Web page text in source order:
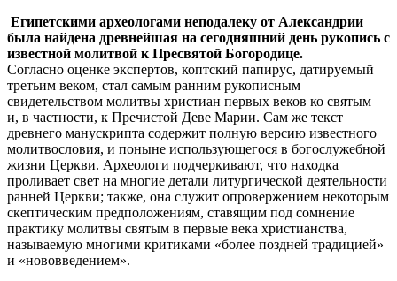
Египетскими археологами неподалеку от Александрии
была найдена древнейшая на сегодняшний день рукопись с
известной молитвой к Пресвятой Богородице.
Согласно оценке экспертов, коптский папирус, датируемый
третьим веком, стал самым ранним рукописным
свидетельством молитвы христиан первых веков ко святым —
и, в частности, к Пречистой Деве Марии. Сам же текст
древнего манускрипта содержит полную версию известного
молитвословия, и поныне использующегося в богослужебной
жизни Церкви. Археологи подчеркивают, что находка
проливает свет на многие детали литургической деятельности
ранней Церкви; также, она служит опровержением некоторым
скептическим предположениям, ставящим под сомнение
практику молитвы святым в первые века христианства,
называемую многими критиками «более поздней традицией»
и «нововведением».